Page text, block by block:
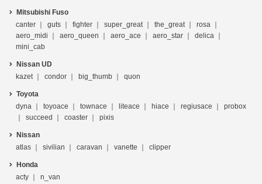
Mitsubishi Fuso
canter
guts fighter super_great the_great
rosa
aero_midi
aero_queen aero_ace aero_star
delica
mini_cab
Nissan UD
kazet
condor big_thumb quon
Toyota
dyna
toyoace townace liteace hiace regiusace
probox
succeed
coaster pixis
Nissan
atlas
sivilian caravan vanette clipper
Honda
acty
n_van